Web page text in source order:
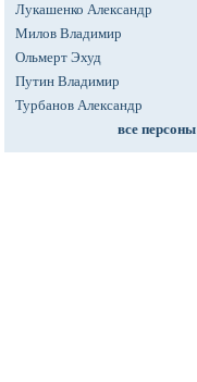
Лукашенко Александр
Милов Владимир
Ольмерт Эхуд
Путин Владимир
Турбанов Александр
все персоны